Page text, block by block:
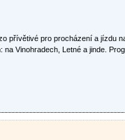
přívětivé pro procházení a jízdu
Vinohradech, Letné a jinde.